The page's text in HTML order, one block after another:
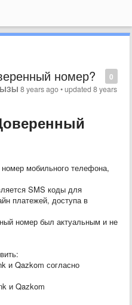
0
номер?
8 years ago•updated8 years
мобильного телефона,
SMS коды для
платежей, доступа в
номер был актуальным и не
и Qazkom согласно
и Qazkom